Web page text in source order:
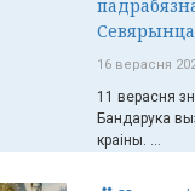
Севярынца
16 верасня
11 верасня
Бандарука
краіны. ...